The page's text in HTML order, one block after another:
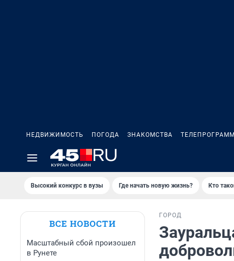
НЕДВИЖИМОСТЬ ПОГОДА ЗНАКОМСТВА
Высокий конкурс в вузы Где начать новую жизнь? Кто
ВСЕ НОВОСТИ
Масштабный сбой произошел
в Рунете
ГОРОД